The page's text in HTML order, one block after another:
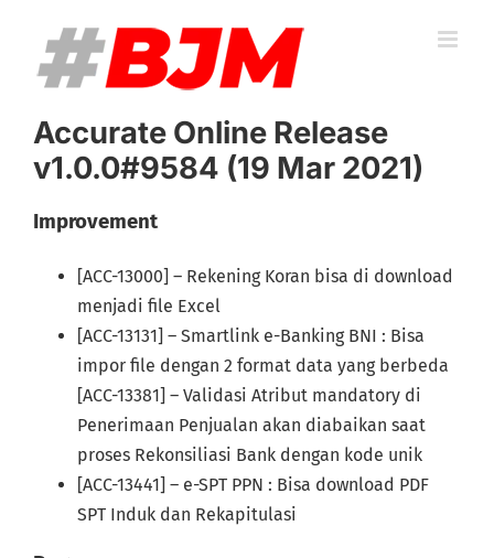
content
Accurate Online Release
v1.0.0#9584 (19 Mar 2021)
Improvement
[ACC-13000] – Rekening Koran bisa di download
menjadi file Excel
[ACC-13131] – Smartlink e-Banking BNI : Bisa
impor file dengan 2 format data yang berbeda
[ACC-13381] – Validasi Atribut mandatory di
Penerimaan Penjualan akan diabaikan saat
proses Rekonsiliasi Bank dengan kode unik
[ACC-13441] – e-SPT PPN : Bisa download PDF
SPT Induk dan Rekapitulasi